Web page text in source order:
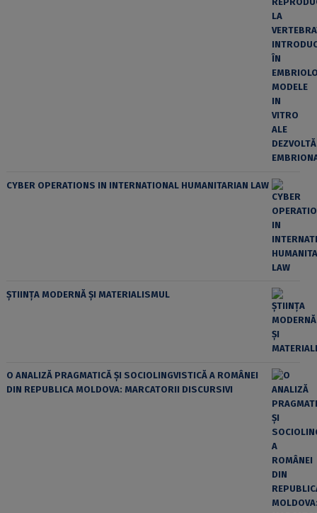
CYBER OPERATIONS IN INTERNATIONAL HUMANITARIAN LAW
ȘTIINȚA MODERNĂ ȘI MATERIALISMUL
O ANALIZĂ PRAGMATICĂ ȘI SOCIOLINGVISTICĂ A ROMÂNEI
DIN REPUBLICA MOLDOVA: MARCATORII DISCURSIVI